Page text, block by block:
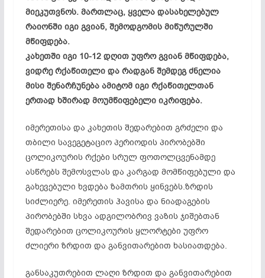
მიეკუთვნოს. მართლაც, ყველა დასახელებულ
რაიონში იგი გვიან, შემოდგომის მიწურულში
მწიფდება.
კახეთში იგი 10-12 დღით უფრო გვიან მწიფდება,
ვიდრე რქაწითელი და რადგან შემდეგ ძნელია
მისი შენარჩუნება ამიტომ იგი რქაწითელთან
ერთად ხშირად მოუმწიფებელი იკრიფება.
იმერეთისა და კახეთის შედარებით გრძელი და
თბილი სავეგეტაციო პერიოდის პირობებში
ცოლიკოურის რქები სრულ ფოთოლცვენამდე
ასწრებს შემოსვლას და კარგად მომწიფებული და
გახევებული ხვდება ზამთრის ყინვებს.ზრდის
სიძლიერე. იმერეთის ჰავისა და ნიადაგების
პირობებში სხვა ადგილობრივ ვაზის ჯიშებთან
შედარებით ცოლიკოურის ყლორტები უფრო
ძლიერი ზრდით და განვითარებით ხასიათდება.
განსაკუთრებით ლაღი ზრდით და განვითარებით